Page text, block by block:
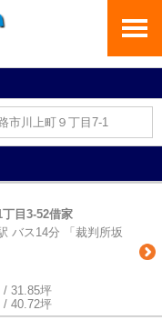
市川上町９丁目7-1
目3-52借家
バス14分 「裁判所坂
/ 31.85坪
/ 40.72坪